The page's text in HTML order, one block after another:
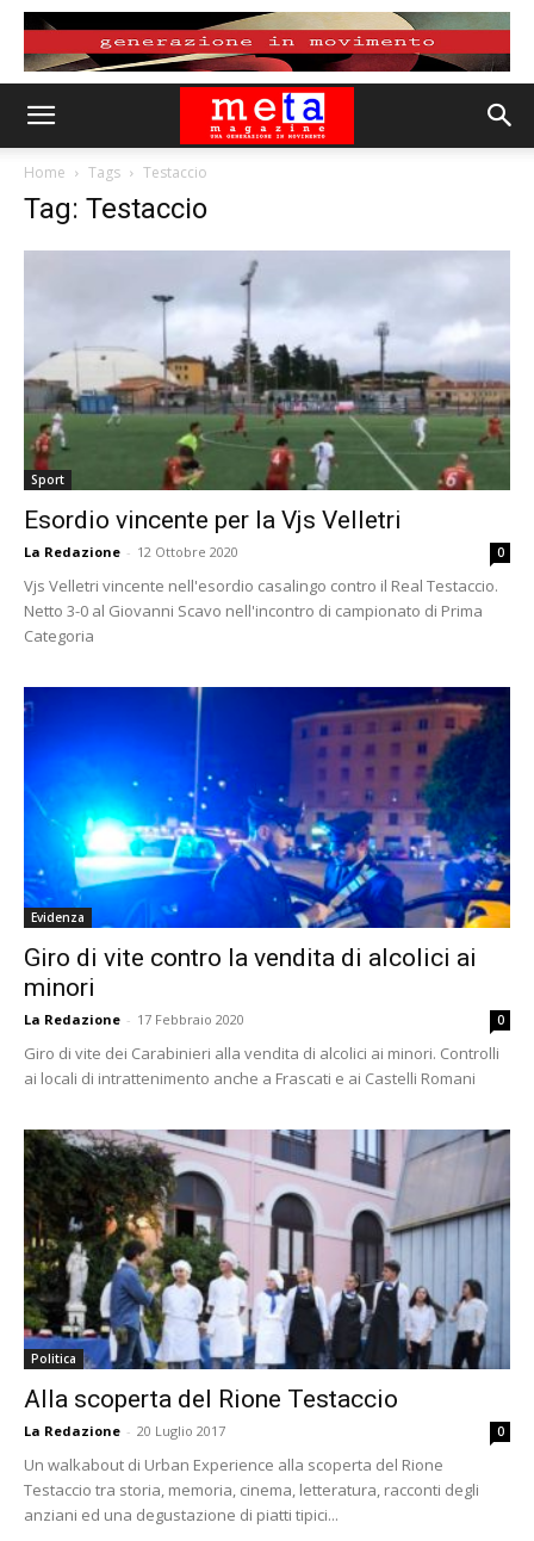
Home Tags Testaccio
Tag: Testaccio
Sport
Esordio vincente per la Vjs Velletri
La Redazione - 12 Ottobre 2020 0
Vjs Velletri vincente nell'esordio casalingo contro il Real Testaccio.
Netto 3-0 al Giovanni Scavo nell'incontro di campionato di Prima
Categoria
Evidenza
Giro di vite contro la vendita di alcolici ai
minori
La Redazione - 17 Febbraio 2020 0
Giro di vite dei Carabinieri alla vendita di alcolici ai minori. Controlli
ai locali di intrattenimento anche a Frascati e ai Castelli Romani
Politica
Alla scoperta del Rione Testaccio
La Redazione - 20 Luglio 2017 0
Un walkabout di Urban Experience alla scoperta del Rione
Testaccio tra storia, memoria, cinema, letteratura, racconti degli
anziani ed una degustazione di piatti tipici...